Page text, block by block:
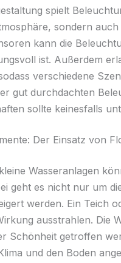
spielt
sondern
kann die
ist. Außerdem
verschiedene
gut durchdachten
sollte keinesfalls
Der Einsatz von
Wasseranlagen
geht es nicht nur um
werden. Ein Teich
ausstrahlen. Die
Schönheit getroffen
und den Boden